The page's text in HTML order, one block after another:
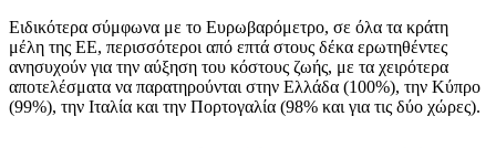
Ειδικότερα σύμφωνα με το Ευρωβαρόμετρο, σε όλα τα κράτη
μέλη της ΕΕ, περισσότεροι από επτά στους δέκα ερωτηθέντες
ανησυχούν για την αύξηση του κόστους ζωής, με τα χειρότερα
αποτελέσματα να παρατηρούνται στην Ελλάδα (100%), την Κύπρο
(99%), την Ιταλία και την Πορτογαλία (98% και για τις δύο χώρες).